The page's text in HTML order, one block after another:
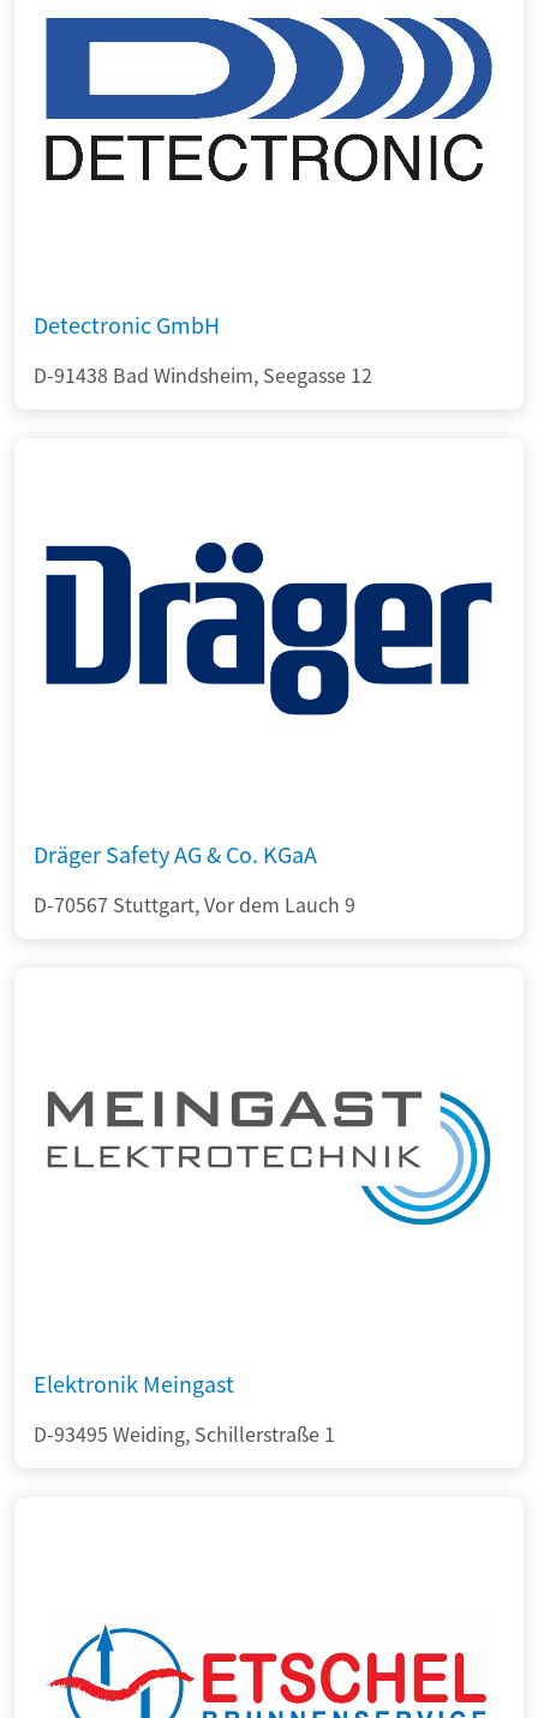
Detectronic GmbH
D-91438 Bad Windsheim, Seegasse 12
Dräger Safety AG & Co. KGaA
D-70567 Stuttgart, Vor dem Lauch 9
Elektronik Meingast
D-93495 Weiding, Schillerstraße 1